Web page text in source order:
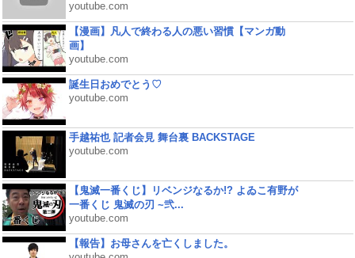
youtube.com
【漫画】凡人で終わる人の悪い習慣【マンガ動
画】
youtube.com
誕生日おめでとう♡
youtube.com
手越祐也 記者会見 舞台裏 BACKSTAGE
youtube.com
【鬼滅一番くじ】リベンジなるか!? よゐこ有野が
一番くじ 鬼滅の刃 ~弐...
youtube.com
【報告】お母さんを亡くしました。